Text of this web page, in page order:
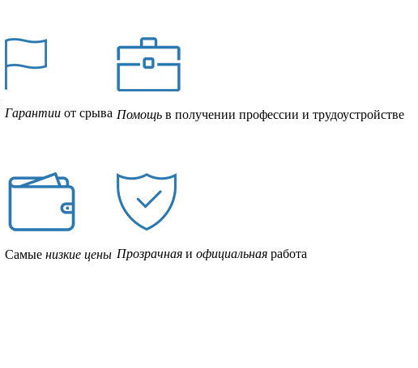
Гарантии от срыва Помощь в получении профессии и трудоустройстве
Самые низкие цены Прозрачная и официальная работа